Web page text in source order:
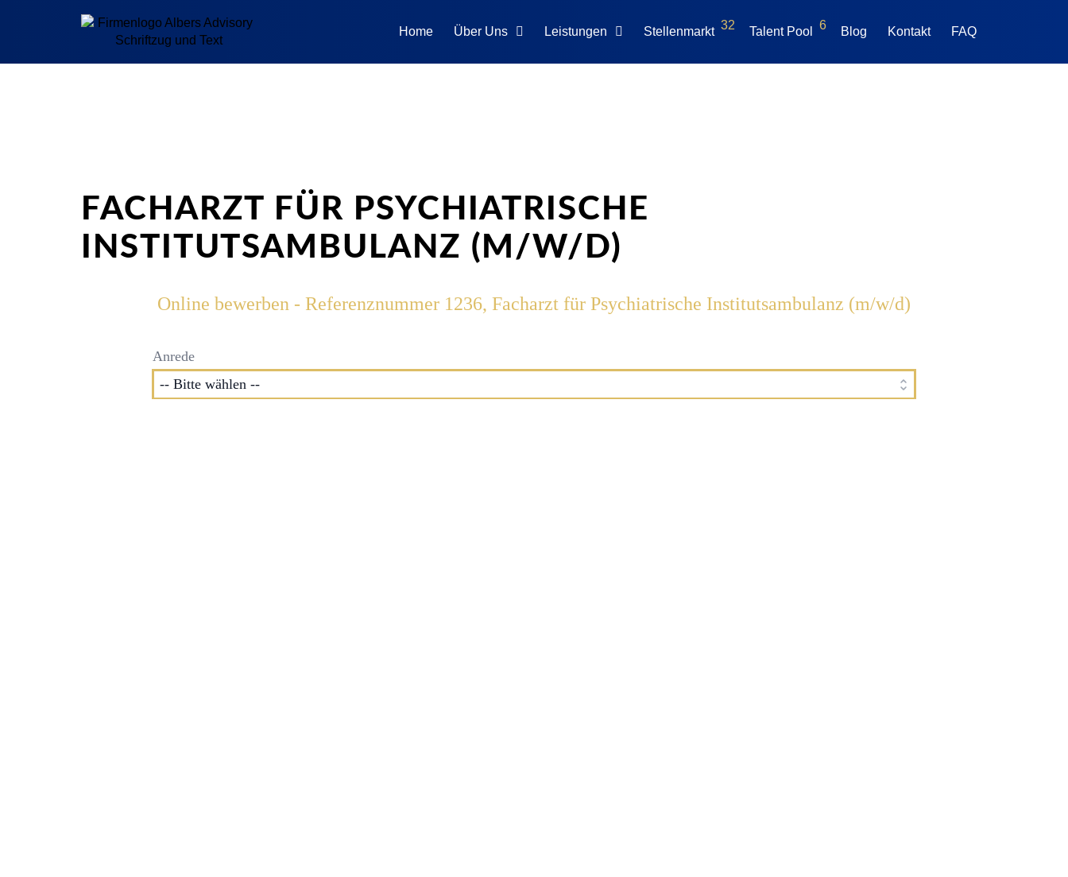
Home Über Uns Leistungen Stellenmarkt 32 Talent Pool 6 Blog Kontakt FAQ
FACHARZT FÜR PSYCHIATRISCHE
INSTITUTSAMBULANZ (M/W/D)